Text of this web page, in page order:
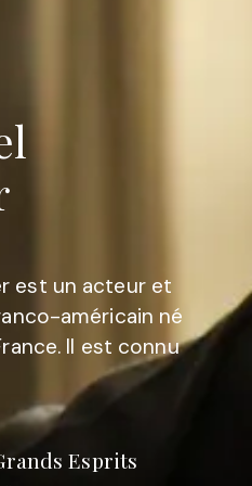
est un acteur et
américain né
Il est connu
et son
français et
ses œuvres
Esprits